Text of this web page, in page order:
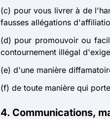
(c) pour vous livrer à de
fausses allégations
(d) pour promouvoir ou
contournement illégal
(e) d'une manière
(f) de toute manière qui
4. Communications,